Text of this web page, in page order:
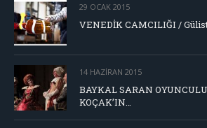
29 OCAK 2015
VENEDİK CAMCILIĞI /
14 HAZIRAN 2015
BAYKAL SARAN
KOÇAK’IN…